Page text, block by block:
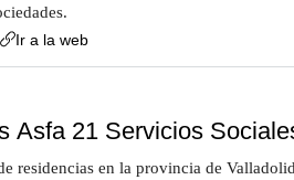
Ir a la web
Asfa 21 Servicios
residencias en la provincia de